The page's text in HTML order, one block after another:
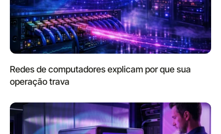
Redes de computadores explicam por que sua
operação trava